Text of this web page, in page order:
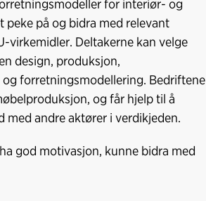
for interiør- og
peke på og bidra med relevant
virkemidler. Deltakerne kan velge
design, produksjon,
forretningsmodellering. Bedriftene
og får hjelp til å
andre aktører i verdikjeden.
god motivasjon, kunne bidra med